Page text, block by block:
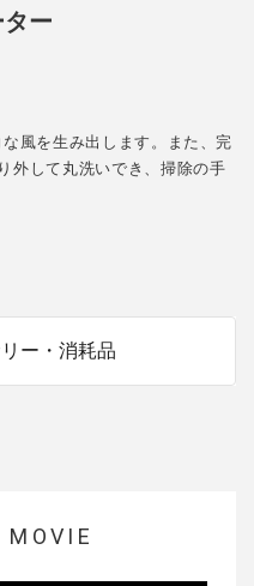
ー
風を生み出します。また、完
外して丸洗いでき、掃除の手
ー・消耗品
MOVIE